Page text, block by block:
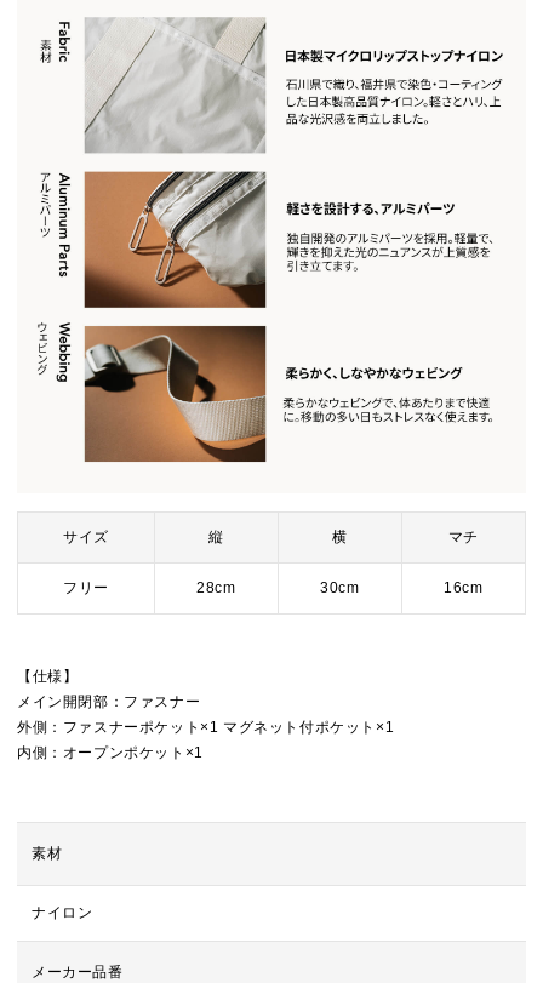
サイズ 縦 横 マチ
フリー 28cm 30cm 16cm
【仕様】
メイン開閉部：ファスナー
外側：ファスナーポケット×1 マグネット付ポケット×1
内側：オープンポケット×1
素材
ナイロン
メーカー品番